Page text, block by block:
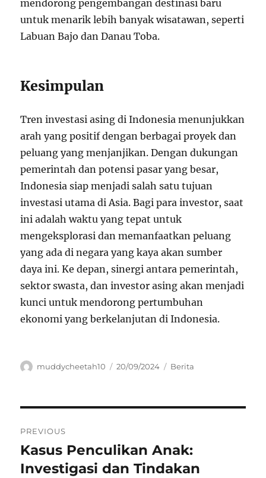
mendorong pengembangan destinasi baru
untuk menarik lebih banyak wisatawan, seperti
Labuan Bajo dan Danau Toba.
Kesimpulan
Tren investasi asing di Indonesia menunjukkan
arah yang positif dengan berbagai proyek dan
peluang yang menjanjikan. Dengan dukungan
pemerintah dan potensi pasar yang besar,
Indonesia siap menjadi salah satu tujuan
investasi utama di Asia. Bagi para investor, saat
ini adalah waktu yang tepat untuk
mengeksplorasi dan memanfaatkan peluang
yang ada di negara yang kaya akan sumber
daya ini. Ke depan, sinergi antara pemerintah,
sektor swasta, dan investor asing akan menjadi
kunci untuk mendorong pertumbuhan
ekonomi yang berkelanjutan di Indonesia.
Author
muddycheetah10
Posted
20/09/2024 Categories
Berita
pos
PREVIOUS
Previous
post:
Kasus Penculikan Anak:
Investigasi dan Tindakan